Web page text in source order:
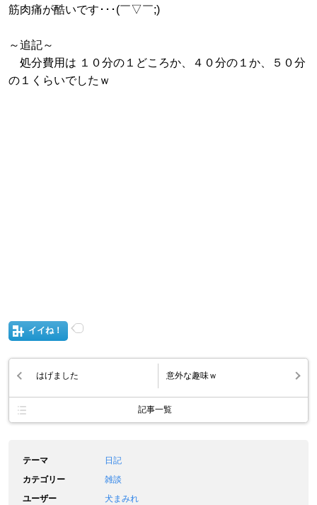
筋肉痛が酷いです･･･(￣▽￣;)
～追記～
処分費用は １０分の１どころか、４０分の１か、５０分
の１くらいでしたｗ
イイね！
はげました 意外な趣味ｗ
記事一覧
テーマ
日記
カテゴリー
雑談
ユーザー
犬まみれ